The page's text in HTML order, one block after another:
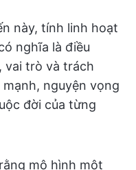
này, tính linh hoạt
nghĩa là điều
vai trò và trách
nguyện vọng
đời của từng
mô hình một